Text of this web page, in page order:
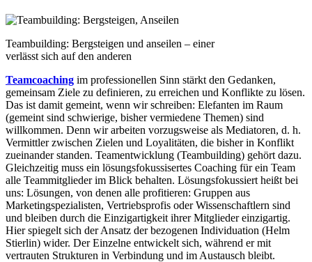
Teambuilding: Bergsteigen und anseilen – einer
verlässt sich auf den anderen
Teamcoaching im professionellen Sinn stärkt den Gedanken,
gemeinsam Ziele zu definieren, zu erreichen und Konflikte zu lösen.
Das ist damit gemeint, wenn wir schreiben: Elefanten im Raum
(gemeint sind schwierige, bisher vermiedene Themen) sind
willkommen. Denn wir arbeiten vorzugsweise als Mediatoren, d. h.
Vermittler zwischen Zielen und Loyalitäten, die bisher in Konflikt
zueinander standen. Teamentwicklung (Teambuilding) gehört dazu.
Gleichzeitig muss ein lösungsfokussisertes Coaching für ein Team
alle Teammitglieder im Blick behalten. Lösungsfokussiert heißt bei
uns: Lösungen, von denen alle profitieren: Gruppen aus
Marketingspezialisten, Vertriebsprofis oder Wissenschaftlern sind
und bleiben durch die Einzigartigkeit ihrer Mitglieder einzigartig.
Hier spiegelt sich der Ansatz der bezogenen Individuation (Helm
Stierlin) wider. Der Einzelne entwickelt sich, während er mit
vertrauten Strukturen in Verbindung und im Austausch bleibt.